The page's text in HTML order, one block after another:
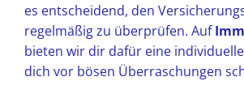
es entscheidend, den
regelmäßig zu überprüfen. Auf
bieten wir dir dafür eine
dich vor bösen Überraschungen